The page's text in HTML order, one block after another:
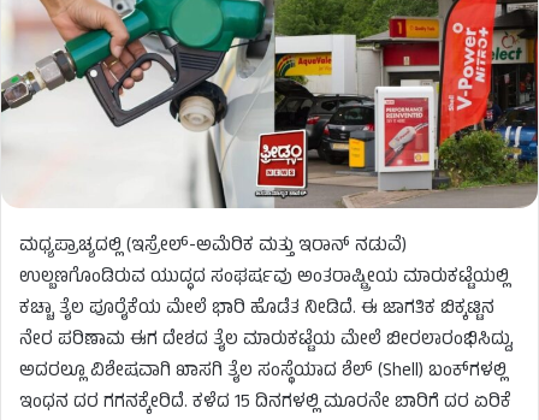
ಮಧ್ಯಪ್ರಾಚ್ಯದಲ್ಲಿ (ಇಸ್ರೇಲ್-ಅಮೆರಿಕ ಮತ್ತು ಇರಾನ್ ನಡುವೆ)
ಉಲ್ಬಣಗೊಂಡಿರುವ ಯುದ್ಧದ ಸಂಘರ್ಷವು ಅಂತರಾಷ್ಟ್ರೀಯ ಮಾರುಕಟ್ಟೆಯಲ್ಲಿ
ಕಚ್ಚಾ ತೈಲ ಪೂರೈಕೆಯ ಮೇಲೆ ಭಾರಿ ಹೊಡೆತ ನೀಡಿದೆ. ಈ ಜಾಗತಿಕ ಬಿಕ್ಕಟ್ಟಿನ
ನೇರ ಪರಿಣಾಮ ಈಗ ದೇಶದ ತೈಲ ಮಾರುಕಟ್ಟೆಯ ಮೇಲೆ ಬೀರಲಾರಂಭಿಸಿದ್ದು,
ಅದರಲ್ಲೂ ವಿಶೇಷವಾಗಿ ಖಾಸಗಿ ತೈಲ ಸಂಸ್ಥೆಯಾದ ಶೆಲ್ (Shell) ಬಂಕ್‌ಗಳಲ್ಲಿ
ಇಂಧನ ದರ ಗಗನಕ್ಕೇರಿದೆ. ಕಳೆದ 15 ದಿನಗಳಲ್ಲಿ ಮೂರನೇ ಬಾರಿಗೆ ದರ ಏರಿಕೆ